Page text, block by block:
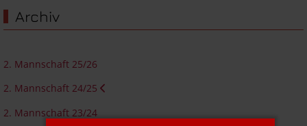
Archiv
2. Mannschaft 25/26
2. Mannschaft 24/25
2. Mannschaft 23/24